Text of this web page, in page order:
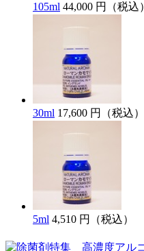
105ml 44,000 円（税込）
30ml 17,600 円（税込）
5ml 4,510 円（税込）